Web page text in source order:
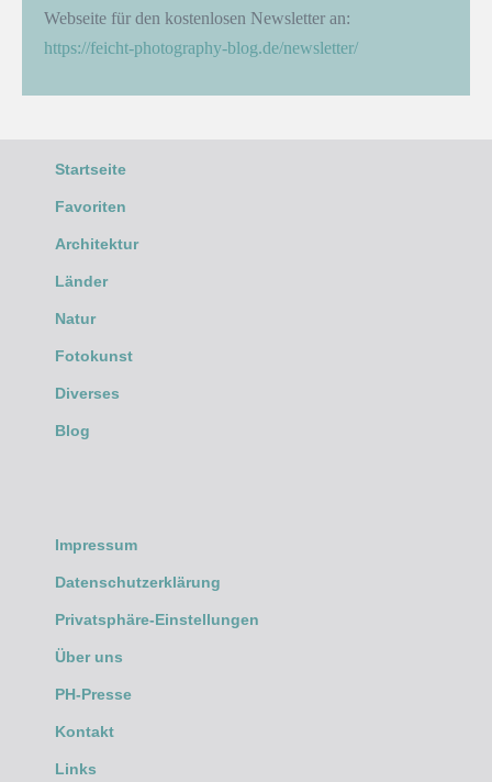
Webseite für den kostenlosen Newsletter an:
https://feicht-photography-blog.de/newsletter/
Startseite
Favoriten
Architektur
Länder
Natur
Fotokunst
Diverses
Blog
Impressum
Datenschutzerklärung
Privatsphäre-Einstellungen
Über uns
PH-Presse
Kontakt
Links